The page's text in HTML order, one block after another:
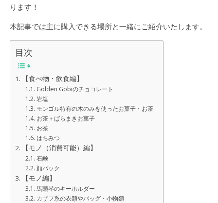
ります！
本記事では主に購入できる場所と一緒にご紹介いたします。
目次
【食べ物・飲食編】
Golden Gobiのチョコレート
岩塩
モンゴル特有の木のみを使ったお菓子・お茶
お茶＋ばらまきお菓子
お茶
はちみつ
【モノ（消費可能）編】
石鹸
顔パック
【モノ編】
馬頭琴のキーホルダー
カザフ系の衣類やバッグ・小物類